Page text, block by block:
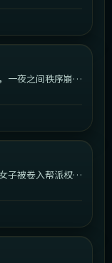
一夜之间秩序崩
子被卷入帮派权力